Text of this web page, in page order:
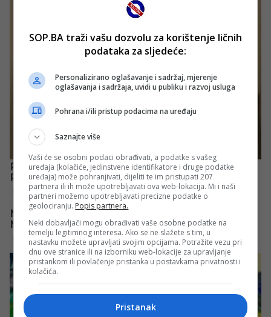
SOP.BA traži vašu dozvolu za korištenje ličnih
podataka za sljedeće:
Personalizirano oglašavanje i sadržaj, mjerenje
oglašavanja i sadržaja, uvidi u publiku i razvoj usluga
Pohrana i/ili pristup podacima na uređaju
Saznajte više
Vaši će se osobni podaci obrađivati, a podatke s vašeg
uređaja (kolačiće, jedinstvene identifikatore i druge podatke
uređaja) može pohranjivati, dijeliti te im pristupati 207
partnera ili ih može upotrebljavati ova web-lokacija. Mi i naši
partneri možemo upotrebljavati precizne podatke o
geolociranju. Popis partnera.
Neki dobavljači mogu obrađivati vaše osobne podatke na
temelju legitimnog interesa. Ako se ne slažete s tim, u
nastavku možete upravljati svojim opcijama. Potražite vezu pri
dnu ove stranice ili na izborniku web-lokacije za upravljanje
pristankom ili povlačenje pristanka u postavkama privatnosti i
kolačića.
Pristanak